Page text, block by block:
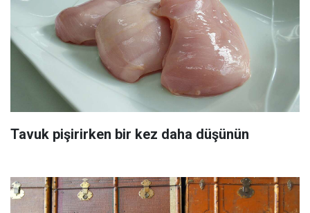
Tavuk pişirirken bir kez daha düşünün